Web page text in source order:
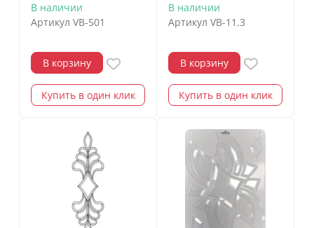
В наличии
Артикул VB-501
В корзину
Купить в один клик
В наличии
Артикул VB-11.3
В корзину
Купить в один клик